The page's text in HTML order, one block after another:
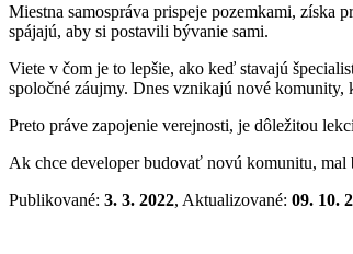
Miestna samospráva prispeje pozemkami, získa
spájajú, aby si postavili bývanie sami.
Viete v čom je to lepšie, ako keď stavajú
spoločné záujmy. Dnes vznikajú nové komunity,
Preto práve zapojenie verejnosti, je dôležitou
Ak chce developer budovať novú komunitu, mal
Publikované: 3. 3. 2022, Aktualizované: 09. 10.